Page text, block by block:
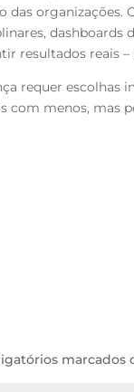
das organizações.
dashboards
resultados reais –
requer escolhas
com menos, mas
marcados